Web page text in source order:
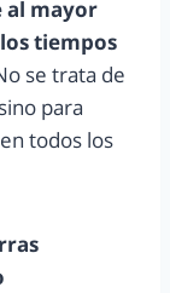
al mayor
tiempos
se trata de
para
todos los